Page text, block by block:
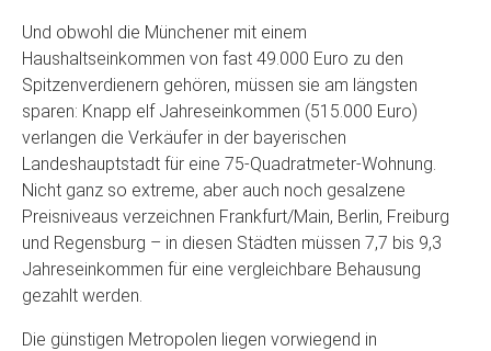
Und obwohl die Münchener mit einem
Haushaltseinkommen von fast 49.000 Euro zu den
Spitzenverdienern gehören, müssen sie am längsten
sparen: Knapp elf Jahreseinkommen (515.000 Euro)
verlangen die Verkäufer in der bayerischen
Landeshauptstadt für eine 75-Quadratmeter-Wohnung.
Nicht ganz so extreme, aber auch noch gesalzene
Preisniveaus verzeichnen Frankfurt/Main, Berlin, Freiburg
und Regensburg – in diesen Städten müssen 7,7 bis 9,3
Jahreseinkommen für eine vergleichbare Behausung
gezahlt werden.
Die günstigen Metropolen liegen vorwiegend in